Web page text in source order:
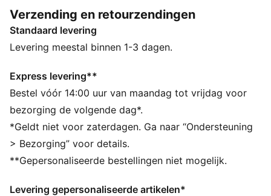
ademen.
ALLE INS EN OUTS
Gemaakt met minstens 50% gerecyclede materialen.
Pasvorm: Relaxed
Type hoofdmateriaal: Fleece
Lengte: Normaal
Taille: Gemiddeld
Tailleband met trekkoord
PUMA-merkdetails
Verzending en retourzendingen
Standaard levering
Levering meestal binnen 1-3 dagen.
Express levering**
Bestel vóór 14:00 uur van maandag tot vrijdag voor
bezorging de volgende dag*.
*Geldt niet voor zaterdagen. Ga naar “Ondersteuning
> Bezorging” voor details.
**Gepersonaliseerde bestellingen niet mogelijk.
Levering gepersonaliseerde artikelen*